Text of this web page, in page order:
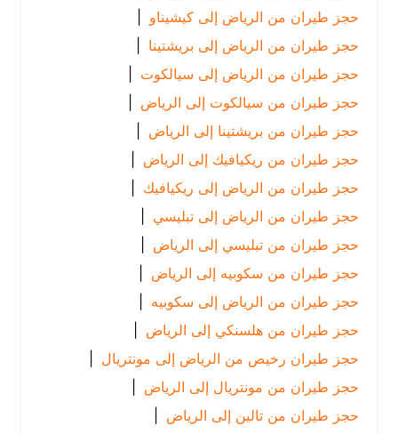
حجز طيران من الرياض إلى كيشيناو |
حجز طيران من الرياض إلى بريشتينا |
حجز طيران من الرياض إلى سيالكوت |
حجز طيران من سيالكوت إلى الرياض
|
حجز طيران من بريشتينا إلى الرياض
|
حجز طيران من ريكيافيك إلى الرياض
|
حجز طيران من الرياض إلى ريكيافيك |
حجز طيران من الرياض إلى تبليسي |
حجز طيران من تبليسي إلى الرياض
|
حجز طيران من سكوبيه إلى الرياض
|
حجز طيران من الرياض إلى سكوبيه |
حجز طيران من هلسنكي إلى الرياض
|
حجز طيران رخيص من الرياض إلى مونتريال |
حجز طيران من مونتريال إلى الرياض
|
حجز طيران من تالين إلى الرياض
|